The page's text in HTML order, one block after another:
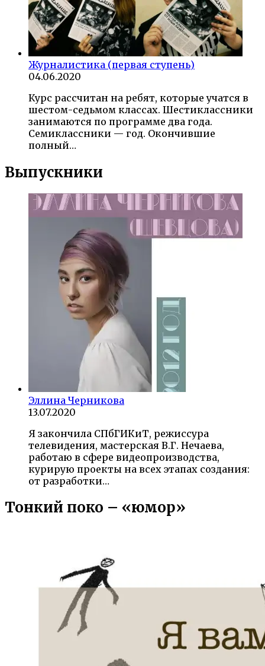
Журналистика (первая ступень)
04.06.2020
Курс рассчитан на ребят, которые учатся в
шестом-седьмом классах. Шестиклассники
занимаются по программе два года.
Семиклассники — год. Окончившие
полный…
Выпускники
Эллина Черникова
13.07.2020
Я закончила СПбГИКиТ, режиссура
телевидения, мастерская В.Г. Нечаева,
работаю в сфере видеопроизводства,
курирую проекты на всех этапах создания:
от разработки…
Тонкий поко – «юмор»